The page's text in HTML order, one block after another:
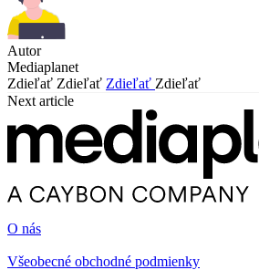
Autor
Mediaplanet
Zdieľať Zdieľať Zdieľať Zdieľať
Next article
O nás
Všeobecné obchodné podmienky